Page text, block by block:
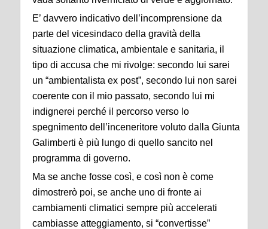
E’ davvero indicativo dell’incomprensione da
parte del vicesindaco della gravità della
situazione climatica, ambientale e sanitaria, il
tipo di accusa che mi rivolge: secondo lui sarei
un “ambientalista ex post”, secondo lui non sarei
coerente con il mio passato, secondo lui mi
indignerei perché il percorso verso lo
spegnimento dell’inceneritore voluto dalla Giunta
Galimberti è più lungo di quello sancito nel
programma di governo.
Ma se anche fosse così, e così non è come
dimostrerò poi, se anche uno di fronte ai
cambiamenti climatici sempre più accelerati
cambiasse atteggiamento, si “convertisse”